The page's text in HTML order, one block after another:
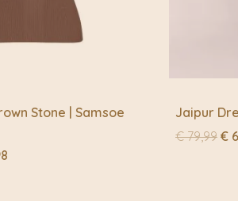
Stone | Samsoe
Jaipur
€79,99 €